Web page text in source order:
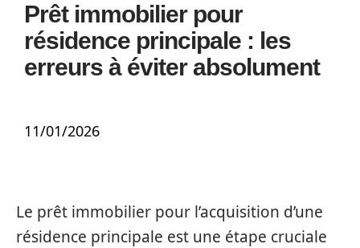
Prêt immobilier pour
résidence principale : les
erreurs à éviter absolument
11/01/2026
Le prêt immobilier pour l’acquisition d’une
résidence principale est une étape cruciale